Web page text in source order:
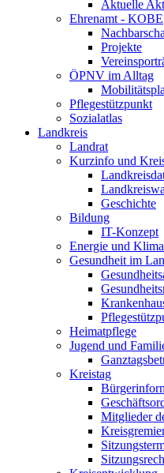
Aktuelle
Ehrenamt - KOBE
Projekte
ÖPNV im Alltag
Pflegestützpunkt
Sozialatlas
Landkreis
Landrat
Kurzinfo und
Geschichte
Bildung
IT-Konzept
Energie und
Gesundheit im
Heimatpflege
Jugend und
Kreistag
Mitglieder